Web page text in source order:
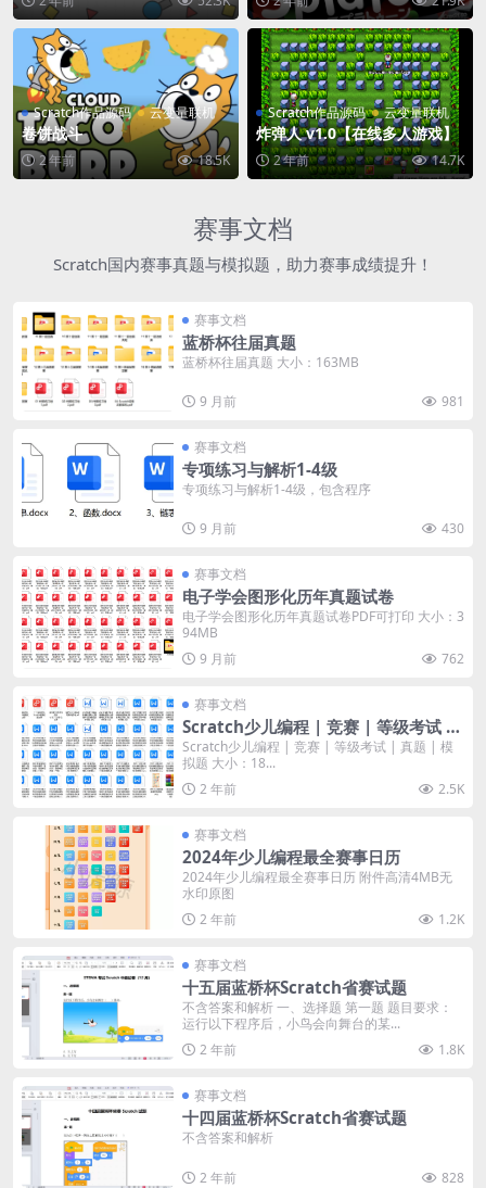
Scratch作品源码 云变量联机
卷饼战斗
2 年前 18.5K
Scratch作品源码 云变量联机
炸弹人 v1.0【在线多人游戏】
2 年前 14.7K
赛事文档
Scratch国内赛事真题与模拟题，助力赛事成绩提升！
赛事文档
蓝桥杯往届真题
蓝桥杯往届真题 大小：163MB
9 月前 981
赛事文档
专项练习与解析1-4级
专项练习与解析1-4级，包含程序
9 月前 430
赛事文档
电子学会图形化历年真题试卷
电子学会图形化历年真题试卷PDF可打印 大小：3
94MB
9 月前
762
赛事文档
Scratch少儿编程 | 竞赛 | 等级考试 |
真题 | 模拟题
Scratch少儿编程 | 竞赛 | 等级考试 | 真题 | 模
拟题 大小：18...
2 年前
2.5K
赛事文档
2024年少儿编程最全赛事日历
2024年少儿编程最全赛事日历 附件高清4MB无
水印原图
2 年前
1.2K
赛事文档
十五届蓝桥杯Scratch省赛试题
不含答案和解析 一、选择题 第一题 题目要求：
运行以下程序后，小鸟会向舞台的某...
2 年前
1.8K
赛事文档
十四届蓝桥杯Scratch省赛试题
不含答案和解析
2 年前 828